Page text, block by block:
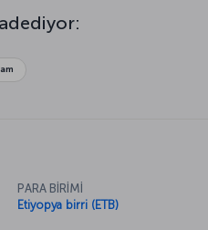
PARA BİRİMİ
Etiyopya birri (ETB)